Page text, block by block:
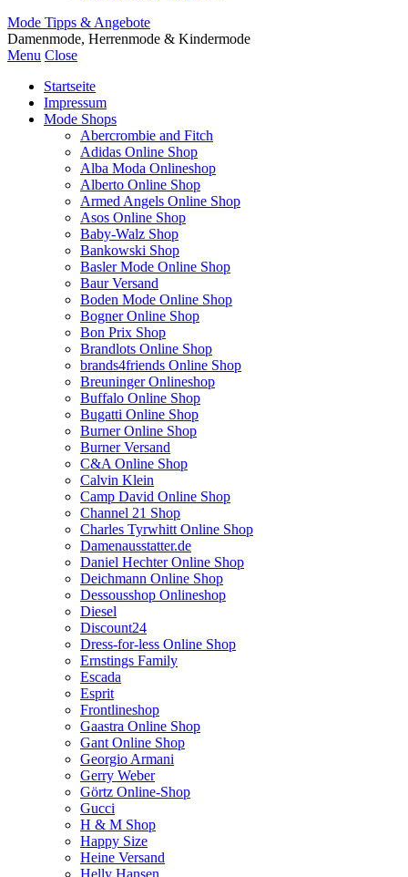
Mode Tipps & Angebote
Damenmode, Herrenmode & Kindermode
Menu Close
Startseite
Impressum
Mode Shops
Abercrombie and Fitch
Adidas Online Shop
Alba Moda Onlineshop
Alberto Online Shop
Armed Angels Online Shop
Asos Online Shop
Baby-Walz Shop
Bankowski Shop
Basler Mode Online Shop
Baur Versand
Boden Mode Online Shop
Bogner Online Shop
Bon Prix Shop
Brandlots Online Shop
brands4friends Online Shop
Breuninger Onlineshop
Buffalo Online Shop
Bugatti Online Shop
Burner Online Shop
Burner Versand
C&A Online Shop
Calvin Klein
Camp David Online Shop
Channel 21 Shop
Charles Tyrwhitt Online Shop
Damenausstatter.de
Daniel Hechter Online Shop
Deichmann Online Shop
Dessousshop Onlineshop
Diesel
Discount24
Dress-for-less Online Shop
Ernstings Family
Escada
Esprit
Frontlineshop
Gaastra Online Shop
Gant Online Shop
Georgio Armani
Gerry Weber
Görtz Online-Shop
Gucci
H & M Shop
Happy Size
Heine Versand
Helly Hansen